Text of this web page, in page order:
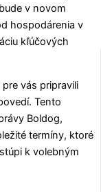
v novom
hospodárenia v
kľúčových
vás pripravili
Tento
Boldog,
termíny, ktoré
k volebným